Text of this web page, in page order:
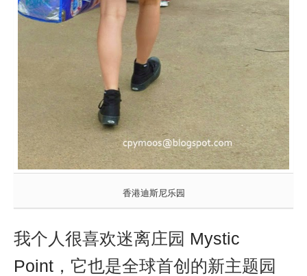
香港迪斯尼乐园
我个人很喜欢迷离庄园 Mystic
Point ，它也是全球首创的新主题园